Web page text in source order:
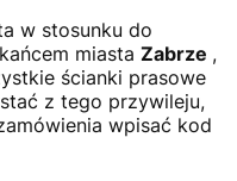
w stosunku do
miasta Zabrze ,
ścianki prasowe
z tego przywileju,
wpisać kod